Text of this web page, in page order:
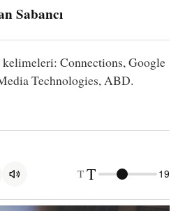
Sabancı
kelimeleri: Connections, Google
Technologies, ABD.
T T 19